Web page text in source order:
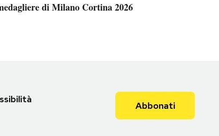
di Milano Cortina 2026
Abbonati